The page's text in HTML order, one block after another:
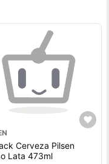
Cerveza Pilsen
Lata 473ml